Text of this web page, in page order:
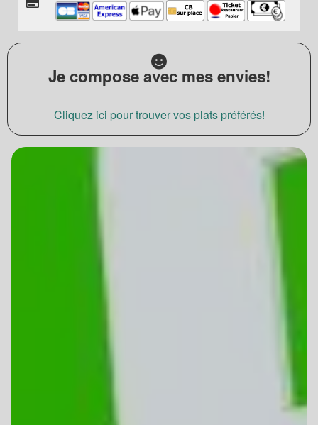
Je compose avec mes envies!
Cliquez ici pour trouver vos plats préférés!